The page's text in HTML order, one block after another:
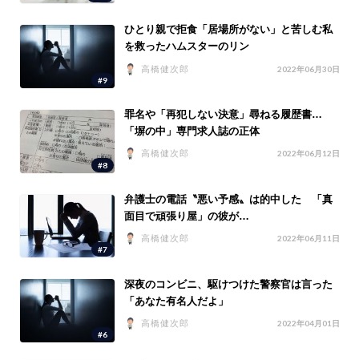
#9
ひとり親で拒食「居場所がない」と苦しむ私
を救ったハムスターのリン
高橋健次郎 2022年06月30日
#8
罪名や「再犯しない決意」尋ねる履歴書…
「塀の中」専門求人誌の正体
高橋健次郎 2022年06月12日
#7
弁護士の電話〝悪い予感〟は的中した 「真
面目で頑張り屋」の彼が…
高橋健次郎 2022年06月11日
#6
深夜のコンビニ、駆けつけた警察官は言った
「あなた有名人だよ」
高橋健次郎 2022年04月01日